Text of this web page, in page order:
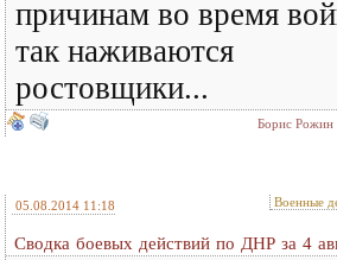
причинам во время
так наживаются
ростовщики...
Борис Рожин
05.08.2014 11:18 Военные
Сводка боевых действий по ДНР за 4